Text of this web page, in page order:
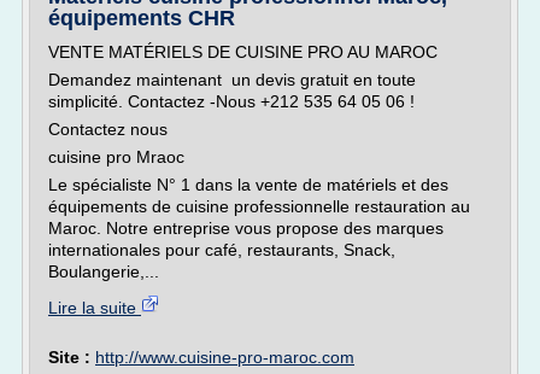
équipements CHR
VENTE MATÉRIELS DE CUISINE PRO AU MAROC
Demandez maintenant un devis gratuit en toute
simplicité. Contactez -Nous +212 535 64 05 06 !
Contactez nous
cuisine pro Mraoc
Le spécialiste N° 1 dans la vente de matériels et des
équipements de cuisine professionnelle restauration au
Maroc. Notre entreprise vous propose des marques
internationales pour café, restaurants, Snack,
Boulangerie,...
Lire la suite
Site : http://www.cuisine-pro-maroc.com